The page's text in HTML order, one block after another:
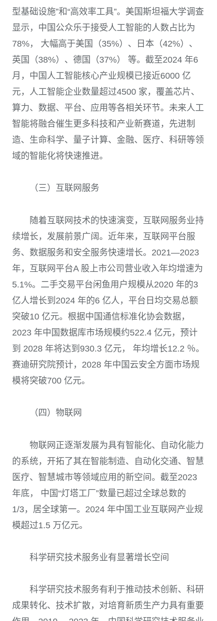
型基础设施”和“高效率工具”。美国斯坦福大学调查
显示，中国公众乐于接受人工智能的人数占比为
78%， 大幅高于美国（35%）、日本（42%）、
英国（38%）、德国（37%） 等。截至2024 年6
月，中国人工智能核心产业规模已接近6000 亿
元，人工智能企业数量超过4500 家，覆盖芯片、
算力、数据、平台、应用等各相关环节。未来人工
智能将融合催生更多科技和产业新赛道，先进制
造、生命科学、量子计算、金融、医疗、科研等领
域的智能化将快速推进。
（三）互联网服务
随着互联网技术的快速演变，互联网服务业持
续增长，发展前景广阔。近年来，互联网平台服
务、数据服务和安全服务快速增长。2021—2023
年，互联网平台A 股上市公司营业收入年均增速为
5.1%。二手交易平台闲鱼用户规模从2020 年的3
亿人增长到2024 年的6 亿人，平台日均交易总额
突破10 亿元。根据中国通信标准化协会数据，
2023 年中国数据库市场规模约522.4 亿元，预计
到 2028 年将达到930.3 亿元， 年均增长12.2 ％。
赛迪研究院预计，2028 年中国云安全方面市场规
模将突破700 亿元。
（四）物联网
物联网正逐渐发展为具有智能化、自动化能力
的系统，开拓了其在智能制造、自动化交通、智慧
医疗、智慧城市等领域应用的新空间。截至2023
年底， 中国“灯塔工厂”数量已超过全球总数的
1/3，居全球第一。2024 年中国工业互联网产业规
模超过1.5 万亿元。
科学研究技术服务业有显著增长空间
科学研究技术服务有利于推动技术创新、科研
成果转化、技术扩散，对培育新质生产力具有重要